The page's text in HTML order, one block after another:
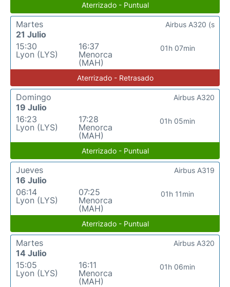
Aterrizado - Puntual
Martes
21 Julio
15:30
Lyon (LYS)
16:37
Menorca
(MAH)
01h 07min
Airbus A320 (s
Aterrizado - Retrasado
Domingo
19 Julio
16:23
Lyon (LYS)
17:28
Menorca
(MAH)
01h 05min
Airbus A320
Aterrizado - Puntual
Jueves
16 Julio
06:14
Lyon (LYS)
07:25
Menorca
(MAH)
01h 11min
Airbus A319
Aterrizado - Puntual
Martes
14 Julio
15:05
Lyon (LYS)
16:11
Menorca
(MAH)
01h 06min
Airbus A320